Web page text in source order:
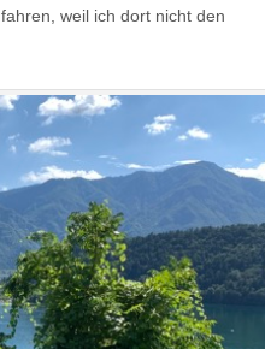
weil ich dort nicht den